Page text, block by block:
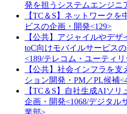
発を担うシステムエンジニ
【TC＆S】ネットワーク
ビスの企画・開発<129>
【公共】アジャイルやデ
toC向けモバイルサービス
<189/テレコム・ユーティ
【公共】社会インフラを
ション開発・PM／PL候補
【TC＆S】自社生成AIソ
企画・開発<1068/デジタル